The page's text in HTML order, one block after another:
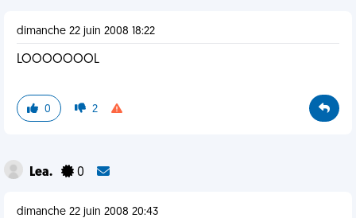
dimanche 22 juin 2008 18:22
LOOOOOOOL
0 2
Lea. 0
dimanche 22 juin 2008 20:43